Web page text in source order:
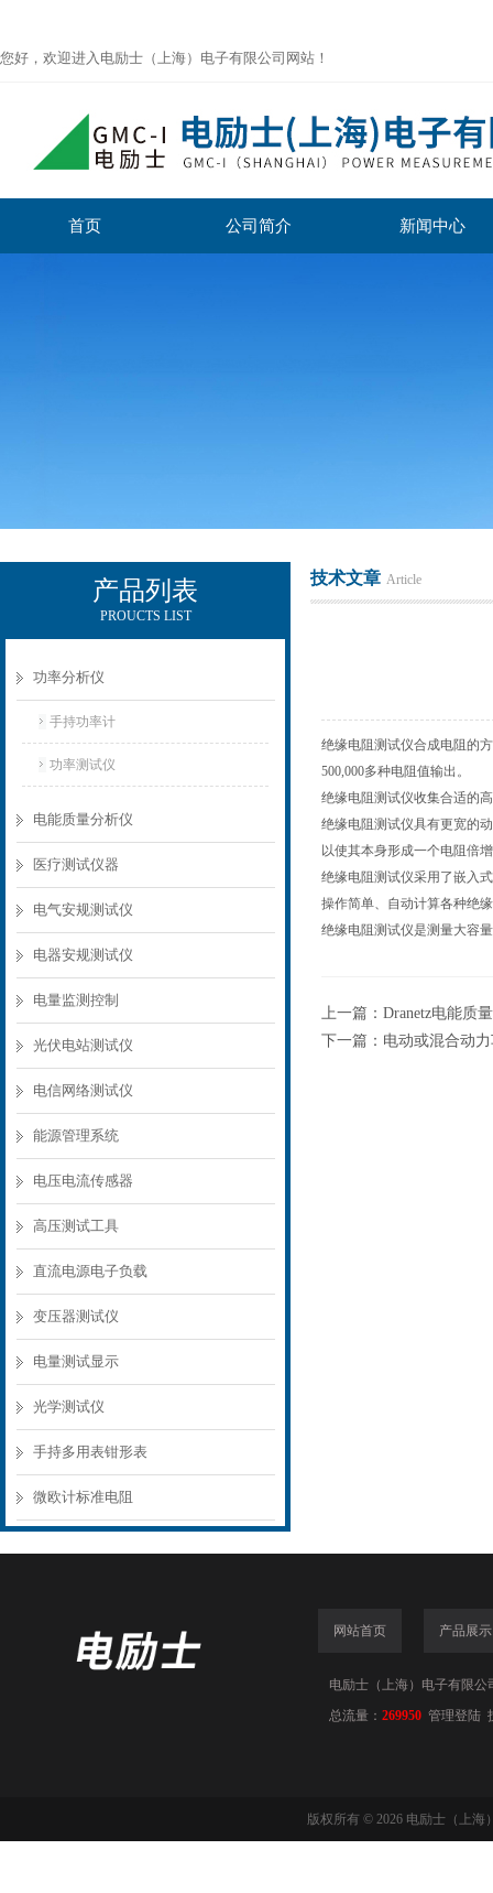
您好，欢迎进入电励士（上海）电子有限公司网站！
首页 公司简介 新闻中心
产品列表
PROUCTS LIST
功率分析仪
手持功率计
功率测试仪
电能质量分析仪
医疗测试仪器
电气安规测试仪
电器安规测试仪
电量监测控制
光伏电站测试仪
电信网络测试仪
能源管理系统
电压电流传感器
高压测试工具
直流电源电子负载
变压器测试仪
电量测试显示
光学测试仪
手持多用表钳形表
微欧计标准电阻
技术文章 Article
绝缘电阻测试仪合成电阻的
500,000多种电阻值输出。
绝缘电阻测试仪收集合适的
绝缘电阻测试仪具有更宽的
以使其本身形成一个电阻倍
绝缘电阻测试仪采用了嵌入
操作简单、自动计算各种绝
绝缘电阻测试仪是测量大容
上一篇： Dranetz电能质
下一篇： 电动或混合动
网站首页 产品展示
电励士（上海）电子有限公
总流量： 269950 管理登陆
版权所有 © 2026 电励士（上